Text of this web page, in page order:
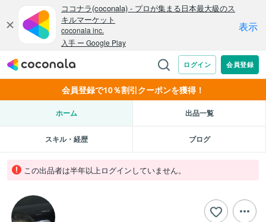
会員登録で10％割引クーポンを獲得！
ホーム 出品一覧
スキル・経歴 ブログ
この出品者は半年以上ログインしていません。